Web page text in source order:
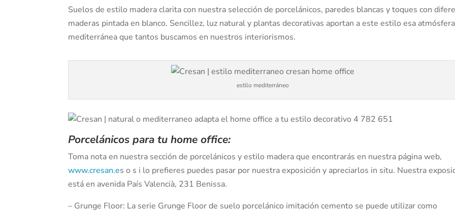
Suelos de estilo madera clarita con nuestra selección de porcelánicos, paredes blancas y toques con
maderas pintada en blanco. Sencillez, luz natural y plantas decorativas aportan a este estilo esa atmósfera
mediterránea que tantos buscamos en nuestros interiorismos.
estilo mediterráneo
Porcelánicos para tu home office:
Toma nota en nuestra sección de porcelánicos y estilo madera que encontrarás en nuestra página web,
www.cresan.es o s i lo prefieres puedes pasar por nuestra exposición y apreciarlos in situ. Nuestra
está en avenida País Valencià, 231 Benissa.
– Grunge Floor: La serie Grunge Floor de suelo porcelánico imitación cemento se puede utilizar como